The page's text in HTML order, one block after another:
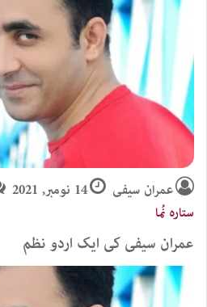
عمران سیفی 14 نومبر, 2021
ستارہ نُما
عمران سیفی کی ایک اردو نظم